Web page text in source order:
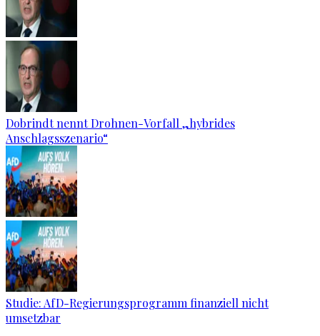
Dobrindt nennt Drohnen-Vorfall „hybrides
Anschlagsszenario“
Studie: AfD-Regierungsprogramm finanziell nicht
umsetzbar